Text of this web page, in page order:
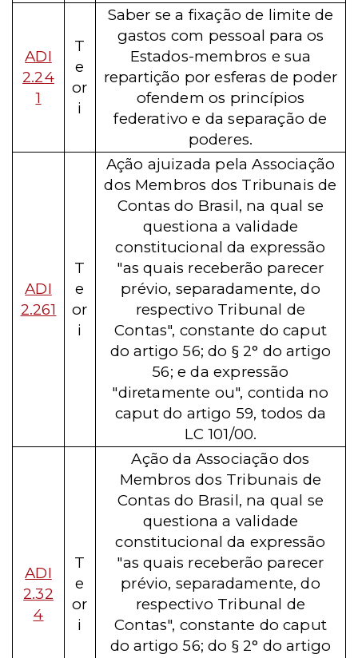
ADI
2.24
1
T
e
or
i
Saber se a fixação de limite de
gastos com pessoal para os
Estados-membros e sua
repartição por esferas de poder
ofendem os princípios
federativo e da separação de
poderes.
ADI
2.261
T
e
or
i
Ação ajuizada pela Associação
dos Membros dos Tribunais de
Contas do Brasil, na qual se
questiona a validade
constitucional da expressão
"as quais receberão parecer
prévio, separadamente, do
respectivo Tribunal de
Contas", constante do caput
do artigo 56; do § 2° do artigo
56; e da expressão
"diretamente ou", contida no
caput do artigo 59, todos da
LC 101/00.
ADI
2.32
4
T
e
or
i
Ação da Associação dos
Membros dos Tribunais de
Contas do Brasil, na qual se
questiona a validade
constitucional da expressão
"as quais receberão parecer
prévio, separadamente, do
respectivo Tribunal de
Contas", constante do caput
do artigo 56; do § 2° do artigo